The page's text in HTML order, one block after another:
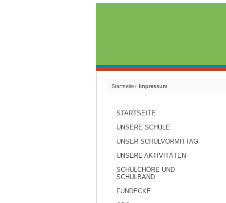
Startseite Impressum
STARTSEITE
UNSERE SCHULE
UNSER SCHULVORMITTAG
UNSERE AKTIVITÄTEN
SCHULCHÖRE UND
SCHULBAND
FUNDECKE